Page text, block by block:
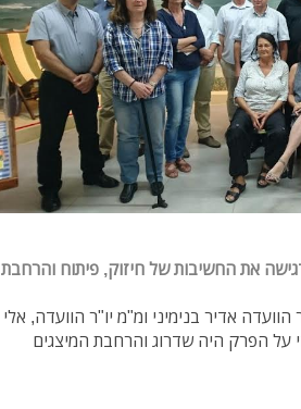
את החשיבות של חיזוק, פיתוח והרחבת
אדיר בנימיני ומ"מ יו"ר הוועדה, אלי
הפרק היה שדרוג והרחבת המיצגים